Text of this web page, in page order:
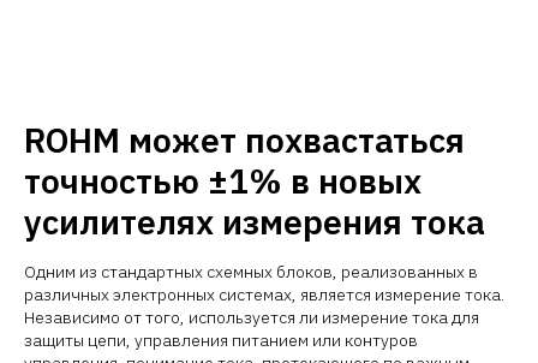
ROHM может похвастаться
точностью ±1% в новых
усилителях измерения тока
Одним из стандартных схемных блоков, реализованных в
различных электронных системах, является измерение тока.
Независимо от того, используется ли измерение тока для
защиты цепи, управления питанием или контуров